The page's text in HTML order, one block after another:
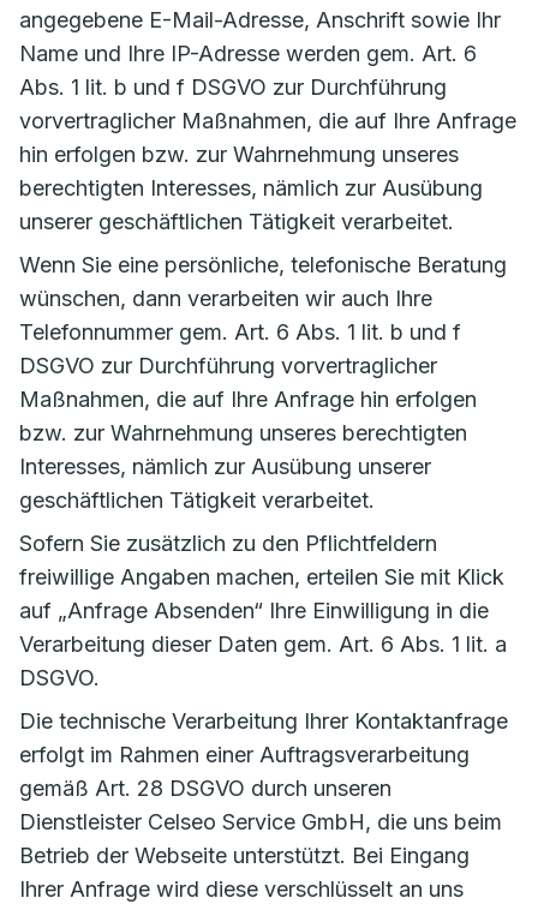
angegebene E-Mail-Adresse, Anschrift sowie Ihr
Name und Ihre IP-Adresse werden gem. Art. 6
Abs. 1 lit. b und f DSGVO zur Durchführung
vorvertraglicher Maßnahmen, die auf Ihre Anfrage
hin erfolgen bzw. zur Wahrnehmung unseres
berechtigten Interesses, nämlich zur Ausübung
unserer geschäftlichen Tätigkeit verarbeitet.
Wenn Sie eine persönliche, telefonische Beratung
wünschen, dann verarbeiten wir auch Ihre
Telefonnummer gem. Art. 6 Abs. 1 lit. b und f
DSGVO zur Durchführung vorvertraglicher
Maßnahmen, die auf Ihre Anfrage hin erfolgen
bzw. zur Wahrnehmung unseres berechtigten
Interesses, nämlich zur Ausübung unserer
geschäftlichen Tätigkeit verarbeitet.
Sofern Sie zusätzlich zu den Pflichtfeldern
freiwillige Angaben machen, erteilen Sie mit Klick
auf „Anfrage Absenden“ Ihre Einwilligung in die
Verarbeitung dieser Daten gem. Art. 6 Abs. 1 lit. a
DSGVO.
Die technische Verarbeitung Ihrer Kontaktanfrage
erfolgt im Rahmen einer Auftragsverarbeitung
gemäß Art. 28 DSGVO durch unseren
Dienstleister Celseo Service GmbH, die uns beim
Betrieb der Webseite unterstützt. Bei Eingang
Ihrer Anfrage wird diese verschlüsselt an uns